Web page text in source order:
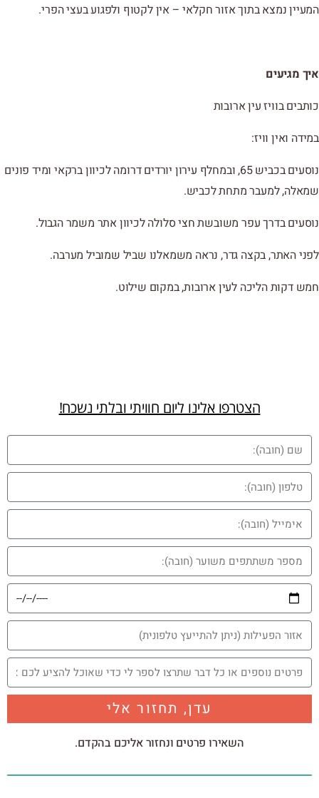
המעיין נמצא בתוך אזור חקלאי – אין לקטוף ולפגוע בעצי הפרי.
איך מגיעים
כותבים בוויז עין ארובות
במידה ואין וויז:
נוסעים בכביש 65, ובמחלף עירון יורדים דרומה לכיוון ברקאי ומיד פונים
שמאלה, למעבר מתחת לכביש.
נוסעים בדרך עפר משובשת חצי סלולה לכיוון אתר משמר הגבול.
לפני האתר, בקצה גדר, נראה משמאלנו שביל שמוביל מערבה.
חמש דקות הליכה לעין ארובות, במקום שילוט.
הצטרפו אלינו ליום חוויתי ובלתי נשכח!
עדן, תחזור אלי
השאירו פרטים ונחזור אליכם בהקדם.